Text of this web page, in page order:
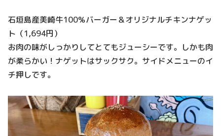
石垣島産美崎牛100％バーガー＆オリジナルチキンナゲッ
ト（1,694円）
お肉の味がしっかりしてとてもジューシーです。しかも肉
が柔らかい！ナゲットはサックサク。サイドメニューのイ
チ押しです。